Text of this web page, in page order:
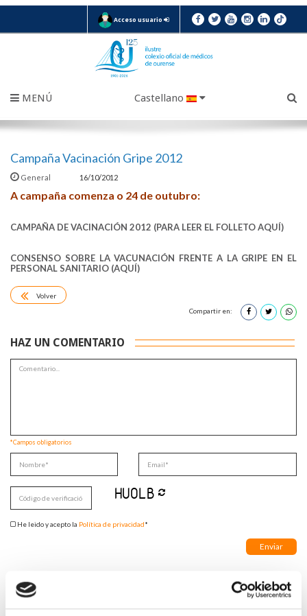
Acceso usuario
MENÚ Castellano
Campaña Vacinación Gripe 2012
General 16/10/2012
A campaña comenza o 24 de outubro:
CAMPAÑA DE VACINACIÓN 2012 (PARA LEER EL FOLLETO AQUÍ)
CONSENSO SOBRE LA VACUNACIÓN FRENTE A LA GRIPE EN EL
PERSONAL SANITARIO (AQUÍ)
Volver
Compartir en:
HAZ UN COMENTARIO
*Campos obligatorios
He leido y acepto la Política de privacidad*
DESTACADAS
SANIDAD CREA UN DIPLOMA OFICIAL PARA RECONOCER LA